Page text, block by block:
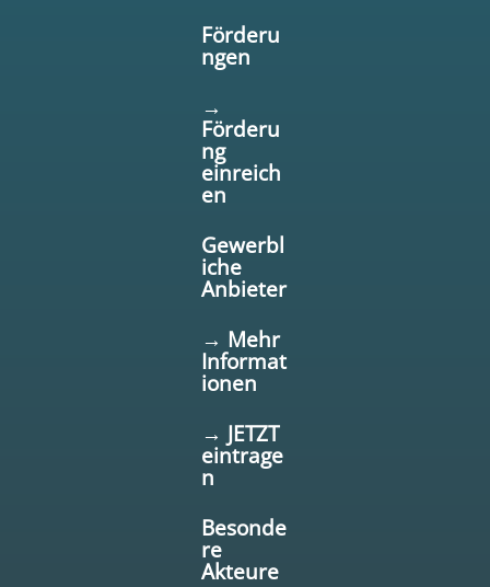
Förderu
ngen
→
Förderu
ng
einreich
en
Gewerbl
iche
Anbieter
→ Mehr
Informat
ionen
→ JETZT
eintrage
n
Besonde
re
Akteure